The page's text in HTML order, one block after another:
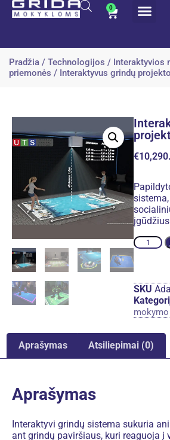
0
Pradžia / Technologijos / Interaktyvios
priemonės / Interaktyvus grindų
€
SKU
Aprašymas Atsiliepimai (0)
Aprašymas
Interaktyvi grindų sistema sukuria
ant grindų paviršiaus, kuri reaguoja į